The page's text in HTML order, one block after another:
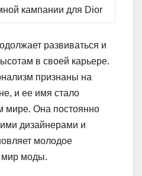
кампании для Dior
развиваться и
в своей карьере.
признаны на
и ее имя стало
мире. Она постоянно
дизайнерами и
молодое
мир моды.